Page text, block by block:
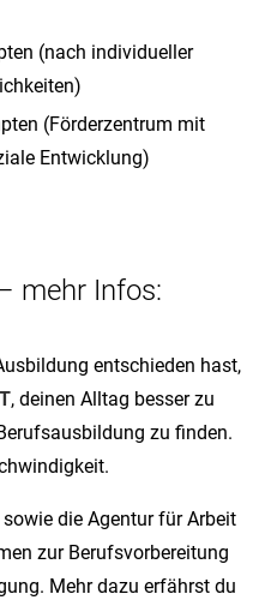
(nach individueller
(Förderzentrum mit
Entwicklung)
mehr Infos:
entschieden hast,
, deinen Alltag besser zu
zu finden.
die Agentur für Arbeit
zur Berufsvorbereitung
Mehr dazu erfährst du